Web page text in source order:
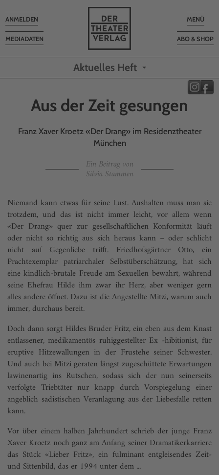
Toggle
MENÜ
ABO & SHOP
MEDIADATEN
Toggle
navigation
ANMELDEN
Aktuelles Heft
Aus der Zeit gesungen
Franz Xaver Kroetz «Der Drang» im Residenztheater
München
Ein Beitrag von
Silvia Stammen
Niemand kann etwas für seine Lust. Aushalten muss man sie
trotzdem, und das ist nicht immer leicht, vor allem wenn
«Der Drang» quer zur gesellschaftlichen Konformität läuft
oder nicht so richtig aus sich heraus kann – oder schlicht
nicht auf Gegenliebe trifft. Friedhofsgärtner Otto, ein
Prachtexemplar patriarchaler Selbstüberschätzung, hat sich
eine kindlich-brutale Freude am Sexuellen bewahrt, während
seine Ehefrau Hilde ihm zwar ihr Herz, aber weniger gern
alles andere öffnet. Dazu ist die Angestellte Mitzi, warum auch
immer, durchaus bereit.
Doch dann sorgt Hildes Bruder Fritz, ein eben aus dem Knast
entlassener, medikamentös ruhiggestellter Ex -hibitionist, für
eruptive Hitzewallungen in der Frustehe seiner Schwester.
Und auch bei Mitzi geraten längst zugeschüttete Erwartungen
lawinenartig ins Rutschen, sodass sich der nun seinerseits
verfolgte Triebtäter nur knapp durch Vorspiegelung einer
angeblich sadistischen Veranlagung aus der Liebesfalle retten
kann.
Vor über einem halben Jahrhundert schrieb der junge Franz
Xaver Kroetz noch ganz am Anfang seiner Dramatikerkarriere
das Stück «Lieber Fritz», ein fulminant entgleisendes Zeit-
und Sittenbild, das er 1994 unter dem ...